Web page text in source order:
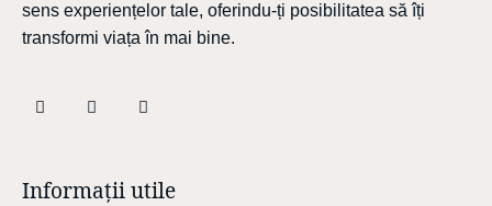
sens experiențelor tale, oferindu-ți posibilitatea să îți
transformi viața în mai bine.
Informații utile